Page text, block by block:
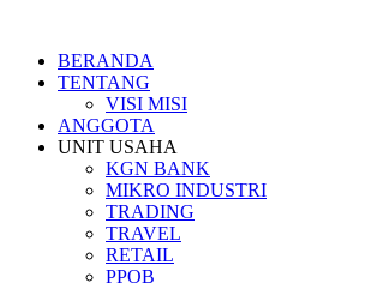
BERANDA
TENTANG
VISI MISI
ANGGOTA
UNIT USAHA
KGN BANK
MIKRO INDUSTRI
TRADING
TRAVEL
RETAIL
PPOB